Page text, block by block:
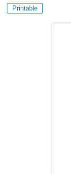
Printable